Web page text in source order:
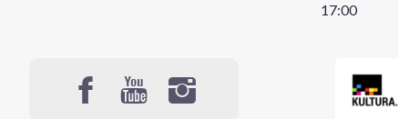
17:00